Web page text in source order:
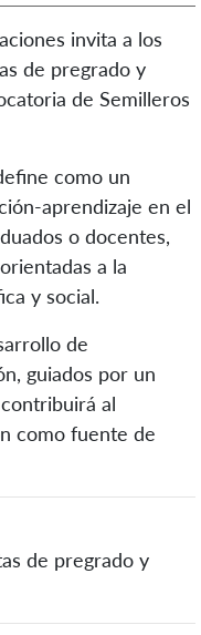
invita a los
de pregrado y
de Semilleros
como un
aprendizaje en el
o docentes,
a la
y social.
de
guiados por un
al
como fuente de
de pregrado y